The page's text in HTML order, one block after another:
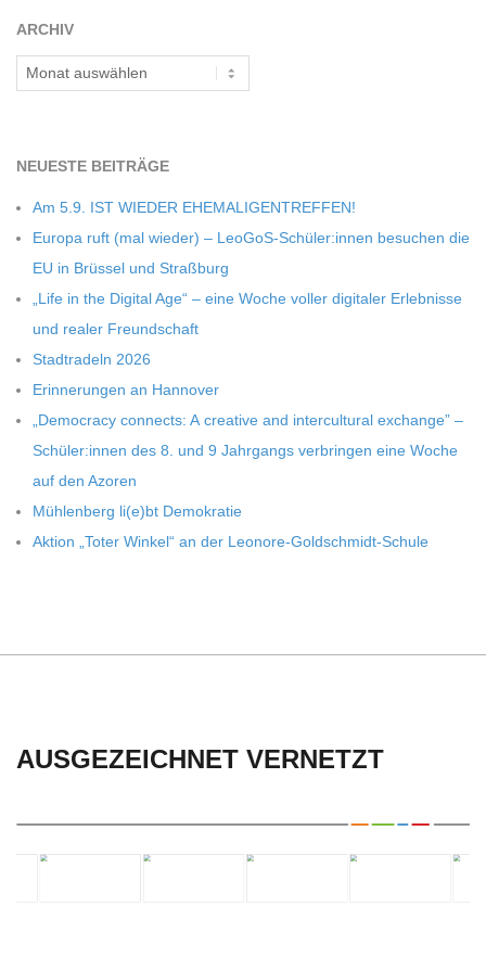
C
H
M
I
D
T
-
S
C
H
E
ARCHIV
Archiv
NEU­ESTE BEITRÄGE
Am 5.9. IST WIEDER EHEMALIGENTREFFEN!
Europa ruft (mal wie­der) – LeoGoS-Schüler:innen besu­chen die
EU in Brüs­sel und Straßburg
„Life in the Digi­tal Age“ – eine Woche vol­ler digi­ta­ler Erleb­nisse
und rea­ler Freundschaft
Stadt­ra­deln 2026
Erin­ne­run­gen an Hannover
„Demo­cracy con­nects: A crea­tive and inter­cul­tu­ral exch­ange” –
Schüler:innen des 8. und 9 Jahr­gangs ver­brin­gen eine Woche
auf den Azoren
Müh­len­berg li(e)bt Demokratie
Aktion „Toter Win­kel“ an der Leonore-Goldschmidt-Schule
AUSGEZEICHNET VERNETZT